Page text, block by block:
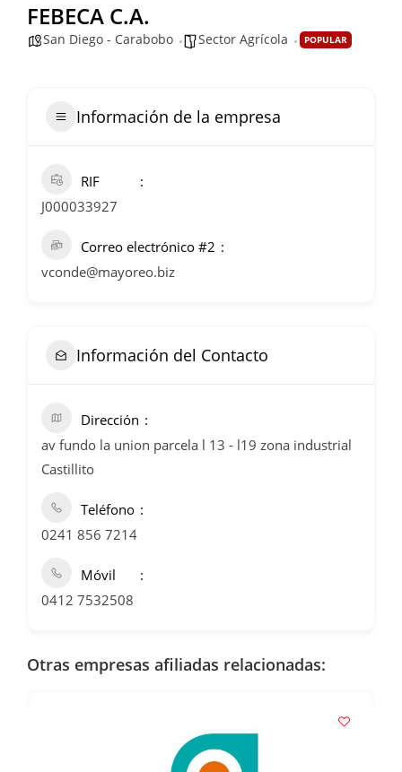
FEBECA C.A.
San Diego - Carabobo Sector Agrícola POPULAR
Información de la empresa
RIF
J000033927
Correo electrónico #2
vconde@mayoreo.biz
Información del Contacto
Dirección
av fundo la union parcela l 13 - l19 zona industrial
Castillito
Teléfono
0241 856 7214
Móvil
0412 7532508
Otras empresas afiliadas relacionadas: